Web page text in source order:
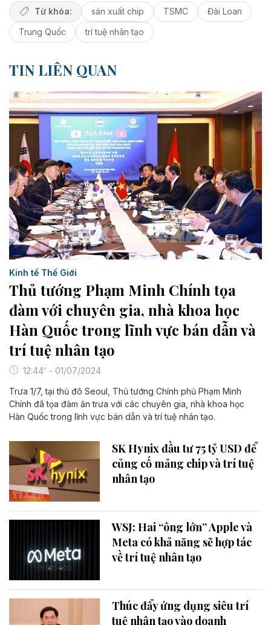
Từ khóa: sản xuất chip TSMC
Đài Loan
Trung Quốc
trí tuệ nhân tạo
TIN LIÊN QUAN
Kinh tế Thế Giới
Thủ tướng Phạm Minh Chính tọa
đàm với chuyên gia, nhà khoa học
Hàn Quốc trong lĩnh vực bán dẫn và
trí tuệ nhân tạo
12:44' - 01/07/2024
Trưa 1/7, tại thủ đô Seoul, Thủ tướng Chính phủ Phạm Minh
Chính đã tọa đàm ăn trưa với các chuyên gia, nhà khoa học
Hàn Quốc trong lĩnh vực bán dẫn và trí tuệ nhân tạo.
SK Hynix đầu tư 75 tỷ USD để
củng cố mảng chip và trí tuệ
nhân tạo
WSJ: Hai “ông lớn” Apple và
Meta có khả năng sẽ hợp tác
về trí tuệ nhân tạo
Thúc đẩy ứng dụng siêu trí
tuệ nhân tạo vào doanh